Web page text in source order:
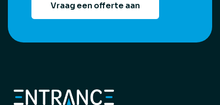
Vraag een offerte aan